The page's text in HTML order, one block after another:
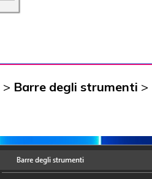
> Barre degli strumenti >